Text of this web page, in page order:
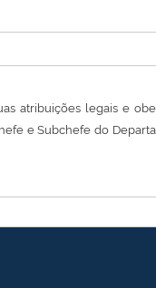
atribuições legais e
e Subchefe do